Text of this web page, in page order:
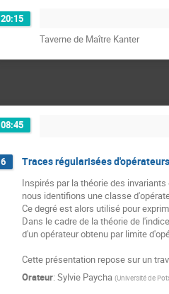
20:15
Taverne de Maître Kanter
08:45
6 Traces régularisées
Inspirés par la théorie des
nous identifions une classe
Ce degré est alors utilisé pour
Dans le cadre de la théorie de
d'un opérateur obtenu par limite
Cette présentation repose sur un
Orateur: Sylvie Paycha (Université de